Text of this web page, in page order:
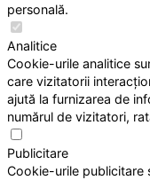
personală.
Analitice
Cookie-urile analitice
care vizitatorii
ajută la furnizarea de
numărul de vizitatori,
Publicitare
Cookie-urile publicitare